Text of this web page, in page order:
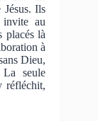
Jésus. Ils
au
placés là
à
Dieu,
seule
réfléchit,